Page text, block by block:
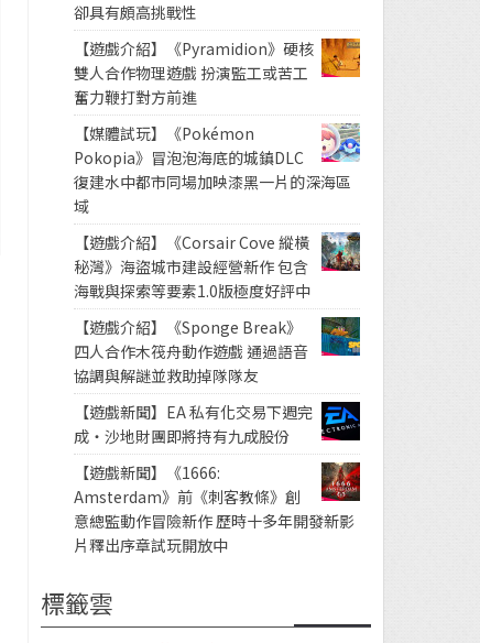
卻具有頗高挑戰性
【遊戲介紹】《Pyramidion》硬核
雙人合作物理遊戲 扮演監工或苦工
奮力鞭打對方前進
【媒體試玩】《Pokémon
Pokopia》冒泡泡海底的城鎮DLC
復建水中都市同場加映漆黑一片的深海區
域
【遊戲介紹】《Corsair Cove 縱橫
秘灣》海盜城市建設經營新作 包含
海戰與探索等要素1.0版極度好評中
【遊戲介紹】《Sponge Break》
四人合作木筏舟動作遊戲 通過語音
協調與解謎並救助掉隊隊友
【遊戲新聞】EA 私有化交易下週完
成・沙地財團即將持有九成股份
【遊戲新聞】《1666:
Amsterdam》前《刺客教條》創
意總監動作冒險新作 歷時十多年開發新影
片釋出序章試玩開放中
標籤雲